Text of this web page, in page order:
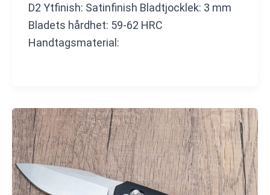
D2 Ytfinish: Satinfinish Bladtjocklek: 3 mm
Bladets hårdhet: 59-62 HRC
Handtagsmaterial: